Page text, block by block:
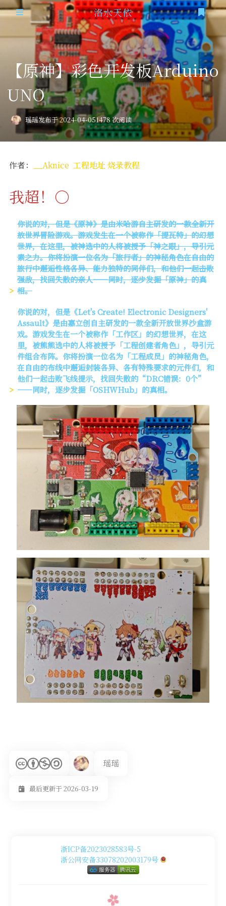
时光机
追番
隐私政策
洛水天依
登录
【原神】彩色开发板Arduino
UNO
瑶瑶发布于 2024-04-051478 次阅读
作者： __Aknice 工程地址 烧录教程
我超！○
你说的对，但是《原神》是由米哈游自主研发的一款全新开
放世界冒险游戏。游戏发生在一个被称作「提瓦特」的幻想
世界，在这里，被神选中的人将被授予「神之眼」，导引元
素之力。你将扮演一位名为「旅行者」的神秘角色在自由的
旅行中邂逅性格各异、能力独特的同伴们，和他们一起击败
强敌，找回失散的亲人——同时，逐步发掘「原神」的真
相。
你说的对，但是《Let's Create! Electronic Designers'
Assault》是由嘉立创自主研发的一款全新开放世界沙盒游
戏。游戏发生在一个被称作「工作区」的幻想世界，在这
里，被熊熊选中的人将被授予「工程创建者角色」，导引元
件组合布阵。你将扮演一位名为「工程成员」的神秘角色，
在自由的布线中邂逅封装各异、各有特殊要求的元件们，和
他们一起击败飞线提示，找回失散的“DRC错误：0个”
——同时，逐步发掘「OSHWHub」的真相。
瑶瑶
最后更新于 2026-03-19
浙ICP备2023028583号-5
浙公网安备33078202003179号